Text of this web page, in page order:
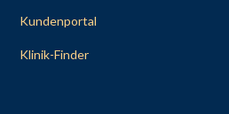
Kundenportal
Klinik-Finder